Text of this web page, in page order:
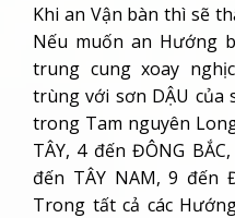
Khi an Vận bàn thì sẽ
Nếu muốn an Hướng
trung cung xoay
trùng với sơn DẬU của
trong Tam nguyên
TÂY, 4 đến ĐÔNG
đến TÂY NAM, 9 đến
Trong tất cả các